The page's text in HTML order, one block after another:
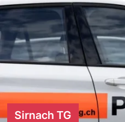
Sirnach TG